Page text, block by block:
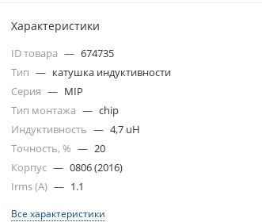
Характеристики
ID товара — 674735
Тип — катушка индуктивности
Серия — MIP
Тип монтажа — chip
Индуктивность — 4,7 uH
Точность, % — 20
Корпус — 0806 (2016)
Irms (A) — 1.1
Все характеристики